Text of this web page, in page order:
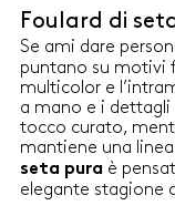
Dimensioni: 68 x 180
Foulard di
Se ami dare
puntano su motivi
multicolor e
a mano e i dettagli
tocco curato,
mantiene una
seta pura è
elegante stagione